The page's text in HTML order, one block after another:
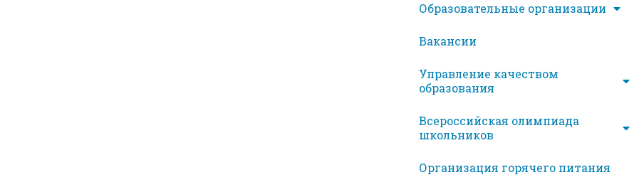
Образовательные организации
Вакансии
Управление качеством
образования
Всероссийская олимпиада
школьников
Организация горячего питания